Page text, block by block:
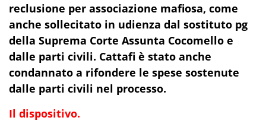
reclusione per associazione mafiosa, come
anche sollecitato in udienza dal sostituto pg
della Suprema Corte Assunta Cocomello e
dalle parti civili. Cattafi è stato anche
condannato a rifondere le spese sostenute
dalle parti civili nel processo.
Il dispositivo.